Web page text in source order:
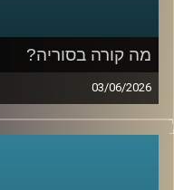
אירועים עולמיים?
לא רק מנבאות את
כדי להבין את העולם הזה,
מאוניברסיטת רייכמן,
ואמינות מידע, ואחד
החיזוי
מה קורה בסוריה?
03/06/2026
מה בעצם קורה היום
מי שולט שם? מי נלחם